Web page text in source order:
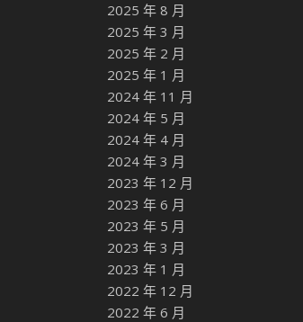
2025 年 8 月
2025 年 3 月
2025 年 2 月
2025 年 1 月
2024 年 11 月
2024 年 5 月
2024 年 4 月
2024 年 3 月
2023 年 12 月
2023 年 6 月
2023 年 5 月
2023 年 3 月
2023 年 1 月
2022 年 12 月
2022 年 6 月